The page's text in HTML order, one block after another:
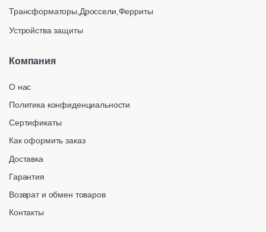
Трансформаторы,Дроссели,Ферриты
Устройства защиты
Компания
О нас
Политика конфиденциальности
Сертификаты
Как оформить заказ
Доставка
Гарантия
Возврат и обмен товаров
Контакты